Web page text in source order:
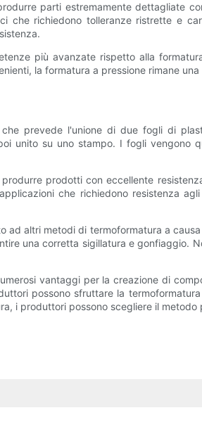
parti estremamente dettagliate
che richiedono tolleranze ristrette e
più avanzate rispetto alla
la formatura a pressione rimane
prevede l'unione di due fogli di
unito su uno stampo. I fogli vengono
prodotti con eccellente
che richiedono resistenza
altri metodi di termoformatura a
una corretta sigillatura e gonfiaggio.
vantaggi per la creazione di
possono sfruttare la
i produttori possono scegliere il